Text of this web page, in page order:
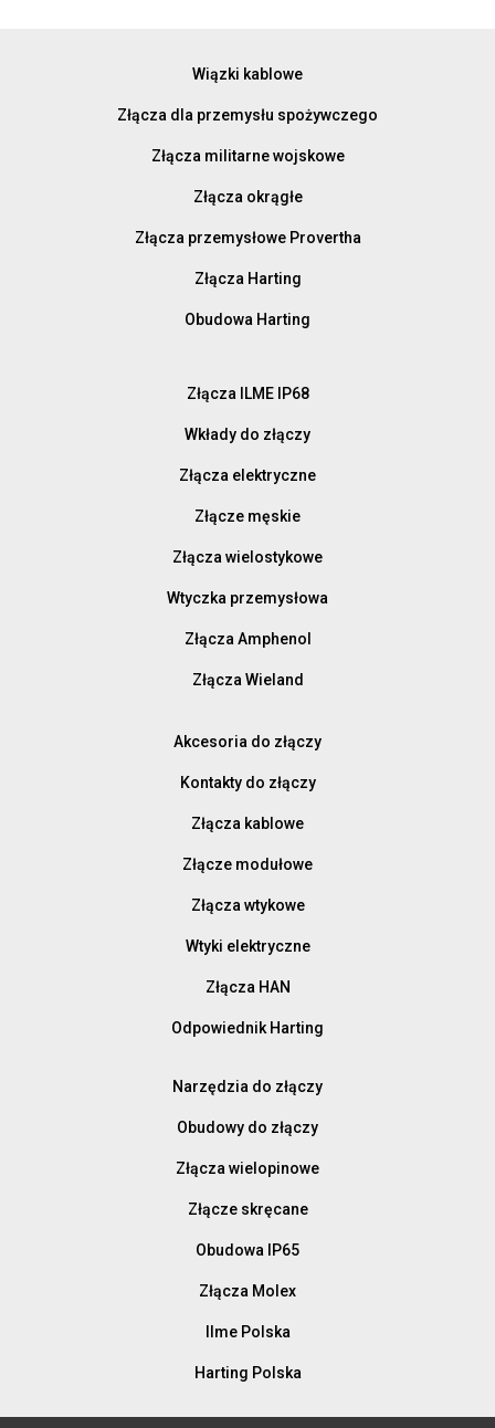
Wiązki kablowe
Złącza dla przemysłu spożywczego
Złącza militarne wojskowe
Złącza okrągłe
Złącza przemysłowe Provertha
Złącza Harting
Obudowa Harting
Złącza ILME IP68
Wkłady do złączy
Złącza elektryczne
Złącze męskie
Złącza wielostykowe
Wtyczka przemysłowa
Złącza Amphenol
Złącza Wieland
Akcesoria do złączy
Kontakty do złączy
Złącza kablowe
Złącze modułowe
Złącza wtykowe
Wtyki elektryczne
Złącza HAN
Odpowiednik Harting
Narzędzia do złączy
Obudowy do złączy
Złącza wielopinowe
Złącze skręcane
Obudowa IP65
Złącza Molex
Ilme Polska
Harting Polska